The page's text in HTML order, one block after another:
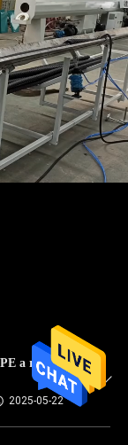
a ridé la
2025-05-22